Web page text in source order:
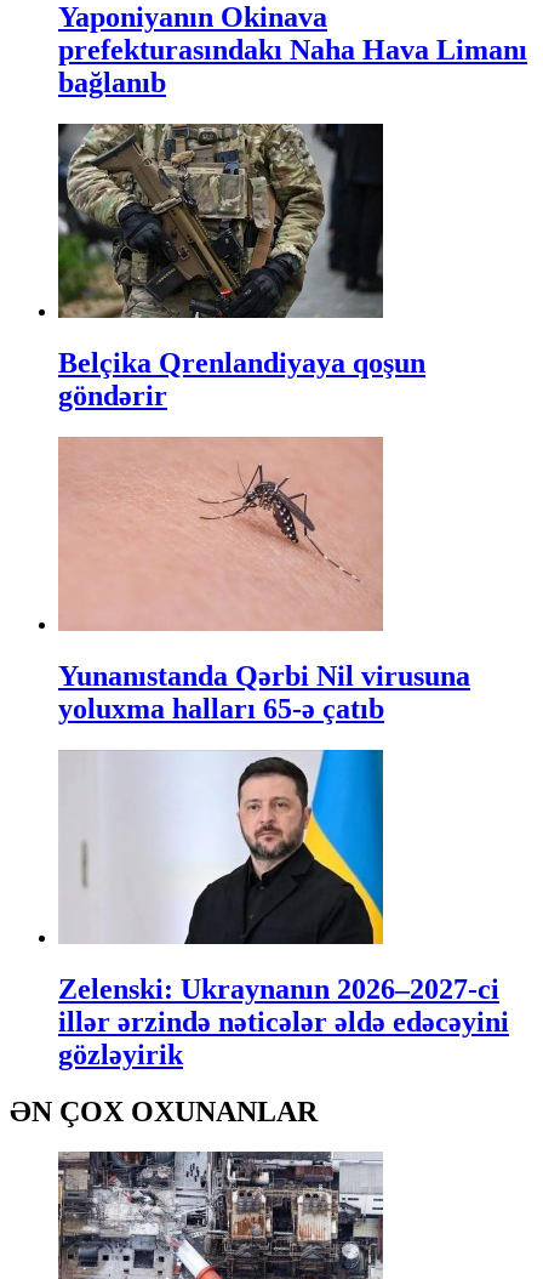
Yaponiyanın Okinava
prefekturasındakı Naha Hava Limanı
bağlanıb
Belçika Qrenlandiyaya qoşun
göndərir
Yunanıstanda Qərbi Nil virusuna
yoluxma halları 65-ə çatıb
Zelenski: Ukraynanın 2026–2027-ci
illər ərzində nəticələr əldə edəcəyini
gözləyirik
ƏN ÇOX OXUNANLAR